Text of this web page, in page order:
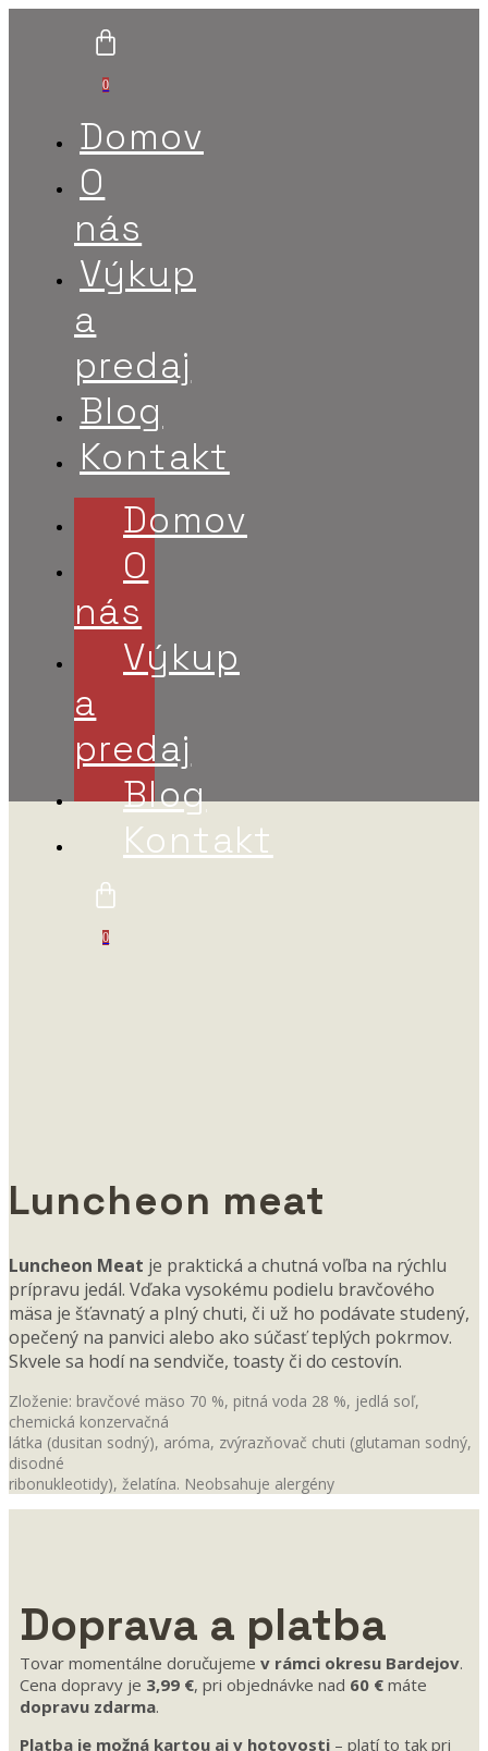
0
Domov
O
nás
Výkup
a
predaj
Blog
Kontakt
Domov
O
nás
Výkup
a
predaj
Blog
Kontakt
0
Luncheon meat
Luncheon Meat je praktická a chutná voľba na rýchlu
prípravu jedál. Vďaka vysokému podielu bravčového
mäsa je šťavnatý a plný chuti, či už ho podávate studený,
opečený na panvici alebo ako súčasť teplých pokrmov.
Skvele sa hodí na sendviče, toasty či do cestovín.
Zloženie: bravčové mäso 70 %, pitná voda 28 %, jedlá soľ,
chemická konzervačná
látka (dusitan sodný), aróma, zvýrazňovač chuti (glutaman sodný,
disodné
ribonukleotidy), želatína. Neobsahuje alergény
Doprava a platba
Tovar momentálne doručujeme v rámci okresu Bardejov.
Cena dopravy je 3,99 €, pri objednávke nad 60 € máte
dopravu zdarma.
Platba je možná kartou aj v hotovosti – platí to tak pri